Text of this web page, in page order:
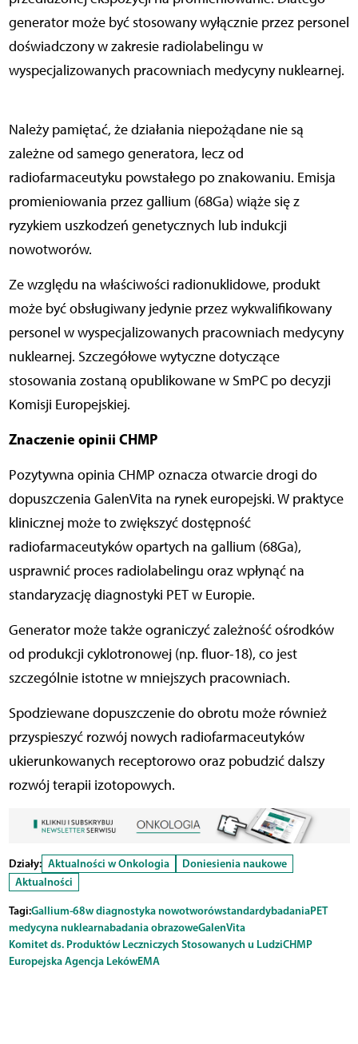
generator może być stosowany wyłącznie przez personel
doświadczony w zakresie radiolabelingu w
wyspecjalizowanych pracowniach medycyny nuklearnej.
Należy pamiętać, że działania niepożądane nie są
zależne od samego generatora, lecz od
radiofarmaceutyku powstałego po znakowaniu. Emisja
promieniowania przez gallium (68Ga) wiąże się z
ryzykiem uszkodzeń genetycznych lub indukcji
nowotworów.
Ze względu na właściwości radionuklidowe, produkt
może być obsługiwany jedynie przez wykwalifikowany
personel w wyspecjalizowanych pracowniach medycyny
nuklearnej. Szczegółowe wytyczne dotyczące
stosowania zostaną opublikowane w SmPC po decyzji
Komisji Europejskiej.
Znaczenie opinii CHMP
Pozytywna opinia CHMP oznacza otwarcie drogi do
dopuszczenia GalenVita na rynek europejski. W praktyce
klinicznej może to zwiększyć dostępność
radiofarmaceutyków opartych na gallium (68Ga),
usprawnić proces radiolabelingu oraz wpłynąć na
standaryzację diagnostyki PET w Europie.
Generator może także ograniczyć zależność ośrodków
od produkcji cyklotronowej (np. fluor-18), co jest
szczególnie istotne w mniejszych pracowniach.
Spodziewane dopuszczenie do obrotu może również
przyspieszyć rozwój nowych radiofarmaceutyków
ukierunkowanych receptorowo oraz pobudzić dalszy
rozwój terapii izotopowych.
Działy: Aktualności w Onkologia
Doniesienia naukowe
Aktualności
Tagi:Gallium-68w diagnostyka nowotworówstandardybadaniaPET
medycyna nuklearnabadania obrazoweGalenVita
Komitet ds. Produktów Leczniczych Stosowanych u LudziCHMP
Europejska Agencja LekówEMA